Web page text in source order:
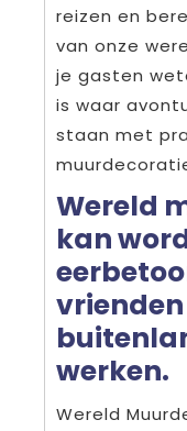
reizen en
van onze
je gasten
is waar
staan met
Wereld
kan
werken.
Wereld